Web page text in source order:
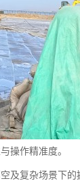
操作精准度。
及复杂场景下的